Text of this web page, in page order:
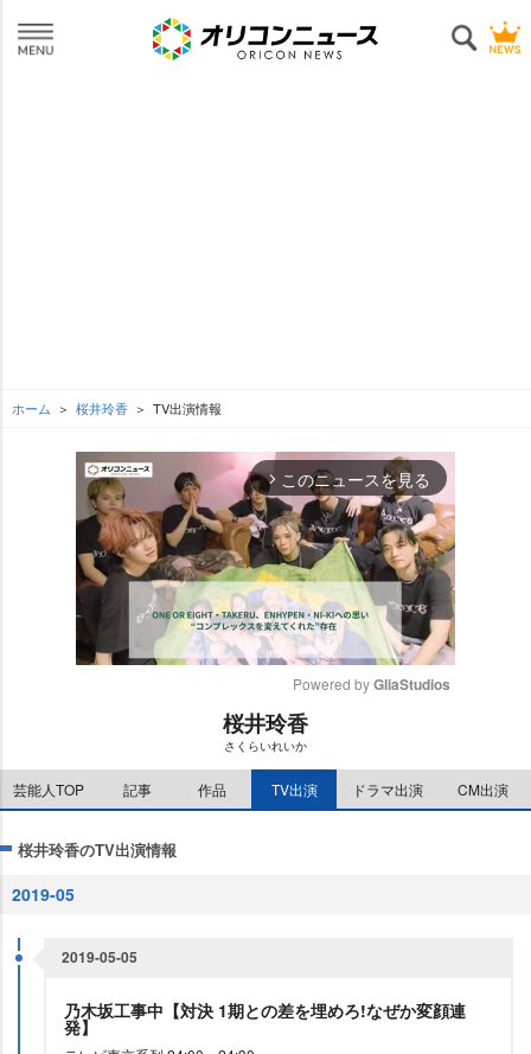
ホーム 桜井玲香 TV出演情報
arrow_forward_ios このニュースを見る
e
Powered by GliaStudios
桜井玲香
さくらいれいか
芸能人TOP 記事 作品 TV出演 ドラマ出演 CM出演
桜井玲香のTV出演情報
2019-05
2019-05-05
乃木坂工事中【対決 1期との差を埋めろ!なぜか変顔連
発】